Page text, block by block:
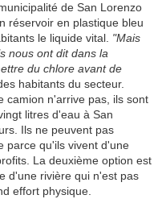
de San Lorenzo
réservoir en plastique bleu
le liquide vital. "Mais
nous ont dit dans la
du chlore avant de
habitants du secteur.
camion n'arrive pas, ils sont
litres d'eau à San
Ils ne peuvent pas
parce qu'ils vivent d'une
La deuxième option est
d'une rivière qui n'est pas
effort physique.